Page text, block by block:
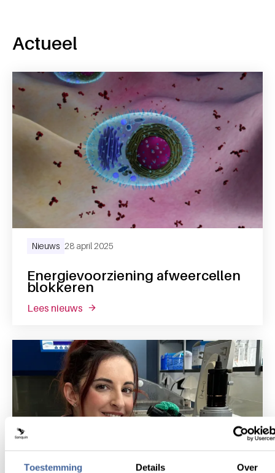
Toestemming Details Over
Actueel
Energievoorziening afweercellen
blokkeren
Nieuws 28 april 2025
lees nieuws over energievoorziening afweercellen